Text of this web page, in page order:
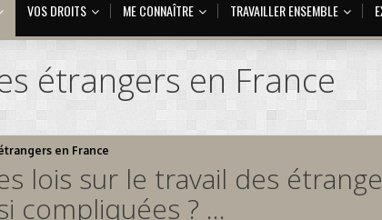
VOS DROITS ME CONNAÎTRE TRAVAILLER ENSEMBLE
étrangers en France
en France
lois sur le travail des
compliquées ? …